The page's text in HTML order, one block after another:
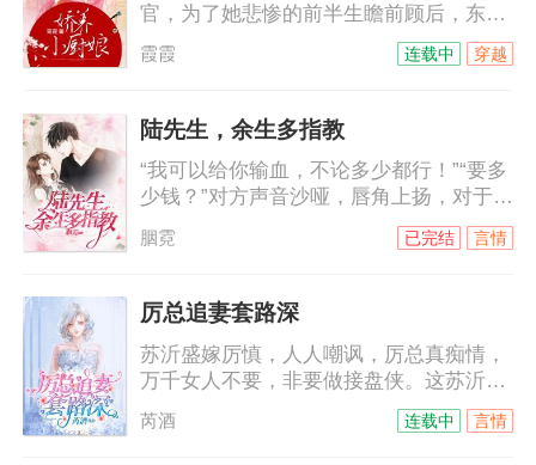
官，为了她悲惨的前半生瞻前顾后，东奔
西顾，直到某日被哄骗入了洞房才知道，
原来这厮在玩夫人养成计划。
霞霞 穿越
连载中
陆先生，余生多指教
“我可以给你输血，不论多少都行！”“要多
少钱？”对方声音沙哑，唇角上扬，对于他
的身份来说，钱从来都不是问题。“我不要
钱，我要复仇！”司徒静的拳头紧紧地攥
的。”陆锦傲咳嗽着，“我不要你的命，嫁
给我，作为我的妻子去复仇吧！”
胭霓 言情
已完结
厉总追妻套路深
苏沂盛嫁厉慎，人人嘲讽，厉总真痴情，
万千女人不要，非要做接盘侠。这苏沂都
怀上别人的孩子了，厉慎依旧宠爱有加。
外界传闻，苏沂简直就是厉慎心头的白月
芮酒 言情
连载中